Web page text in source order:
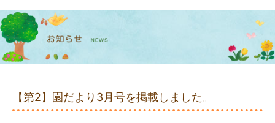
【第2】園だより3月号を掲載しました。